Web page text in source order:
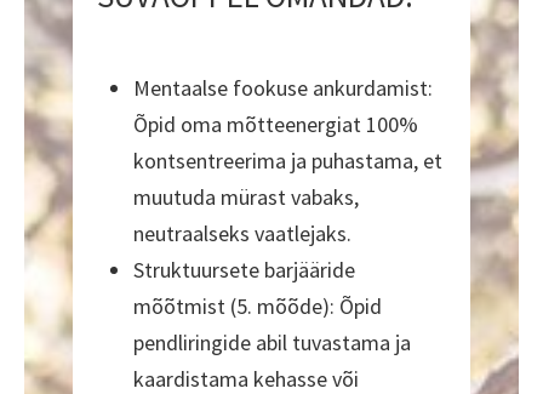
Mentaalse fookuse ankurdamist:
Õpid oma mõtteenergiat 100%
kontsentreerima ja puhastama, et
muutuda mürast vabaks,
neutraalseks vaatlejaks.
Struktuursete barjääride
mõõtmist (5. mõõde): Õpid
pendliringide abil tuvastama ja
kaardistama kehasse või